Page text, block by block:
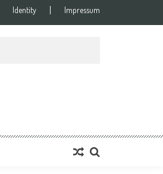
Identity Impressum